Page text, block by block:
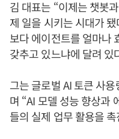
김 대표는 “이제는 챗봇
제 일을 시키는 시대가
보다 에이전트를 얼마나
갖추고 있느냐에 달려 있
그는 글로벌 AI 토큰 사
며 “AI 모델 성능 향상과
들의 실제 업무 활용을